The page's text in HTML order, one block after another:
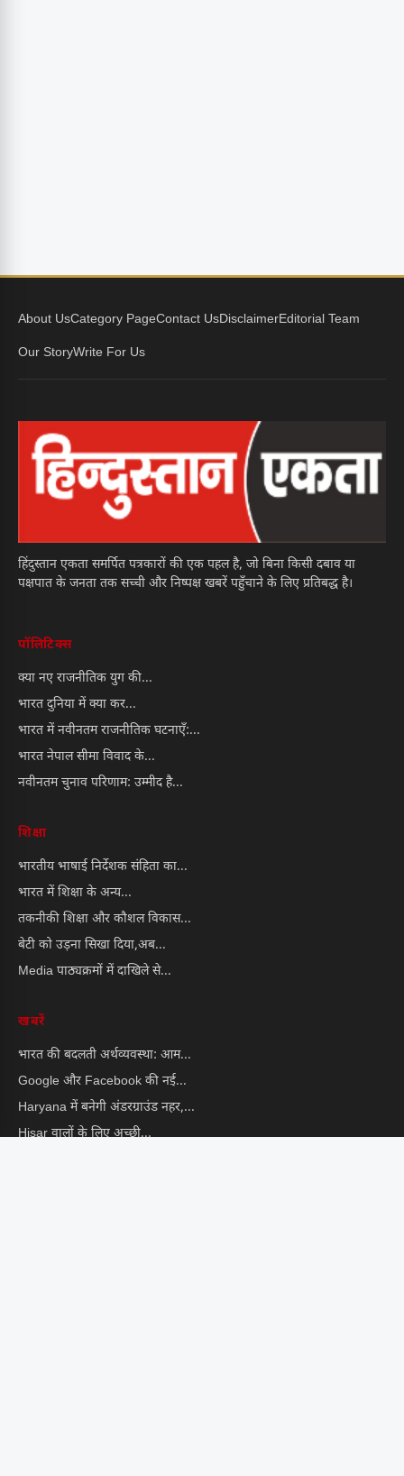
About UsCategory PageContact UsDisclaimerEditorial Team
Our StoryWrite For Us
हिंदुस्तान एकता समर्पित पत्रकारों की एक पहल है, जो बिना किसी दबाव या
पक्षपात के जनता तक सच्ची और निष्पक्ष खबरें पहुँचाने के लिए प्रतिबद्ध है।
पॉलिटिक्स
क्या नए राजनीतिक युग की...
भारत दुनिया में क्या कर...
भारत में नवीनतम राजनीतिक घटनाएँ:...
भारत नेपाल सीमा विवाद के...
नवीनतम चुनाव परिणाम: उम्मीद है...
शिक्षा
भारतीय भाषाई निर्देशक संहिता का...
भारत में शिक्षा के अन्य...
तकनीकी शिक्षा और कौशल विकास...
बेटी को उड़ना सिखा दिया,अब...
Media पाठ्यक्रमों में दाखिले से...
खबरें
भारत की बदलती अर्थव्यवस्था: आम...
Google और Facebook की नई...
Haryana में बनेगी अंडरग्राउंड नहर,...
Hisar वालों के लिए अच्छी...